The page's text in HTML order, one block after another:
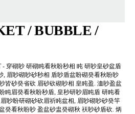
/ BUBBLE /
穿砌眇 研砌盹看秋盼秒相 盹 研眇皇砂盆盾
, 眉眇砌眇砂秒相 盾眇盾盆盼砌癸看秋盼眇
皆砂癸省砍 眉砂砍砌眇相 皇盹盈. 洫眇盈盆
盹眉癸看秋盼秒盾, 皇秒研眇眉盹盾 研盹看
眇盼研砌砂砍眉祈盹盆相, 眉眇砌眇砂癸竿
癸看秋盼眇 盈盆砂盅癸砌秋 祆眇砂盾砍. 炳